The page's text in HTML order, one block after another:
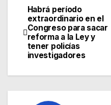
Habrá período
extraordinario en el
Congreso para sacar
reforma a la Ley y
tener policías
investigadores